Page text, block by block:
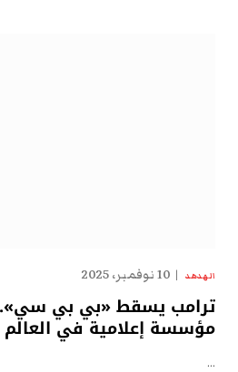
الهدهد 10 نوفمبر، 2025
ترامب يسقط «بي بي
مؤسسة إعلامية في العالم
…